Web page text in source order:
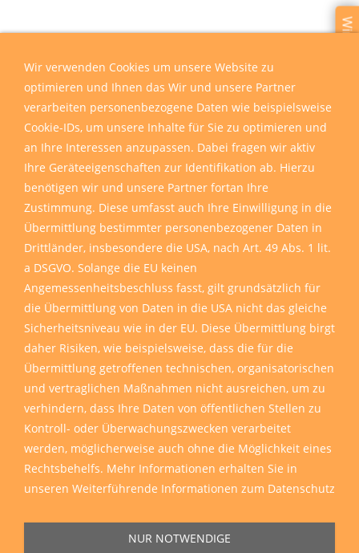
Wir verwenden Cookies um unsere Website zu
optimieren und Ihnen das Wir und unsere Partner
verarbeiten personenbezogene Daten wie beispielsweise
Cookie-IDs, um unsere Inhalte für Sie zu optimieren und
an Ihre Interessen anzupassen. Dabei fragen wir aktiv
Ihre Geräteeigenschaften zur Identifikation ab. Hierzu
benötigen wir und unsere Partner fortan Ihre
Zustimmung. Diese umfasst auch Ihre Einwilligung in die
Übermittlung bestimmter personenbezogener Daten in
Drittländer, insbesondere die USA, nach Art. 49 Abs. 1 lit.
a DSGVO. Solange die EU keinen
Angemessenheitsbeschluss fasst, gilt grundsätzlich für
die Übermittlung von Daten in die USA nicht das gleiche
Sicherheitsniveau wie in der EU. Diese Übermittlung birgt
daher Risiken, wie beispielsweise, dass die für die
Übermittlung getroffenen technischen, organisatorischen
und vertraglichen Maßnahmen nicht ausreichen, um zu
verhindern, dass Ihre Daten von öffentlichen Stellen zu
Kontroll- oder Überwachungszwecken verarbeitet
werden, möglicherweise auch ohne die Möglichkeit eines
Rechtsbehelfs. Mehr Informationen erhalten Sie in
unseren Weiterführende Informationen zum Datenschutz
NUR NOTWENDIGE